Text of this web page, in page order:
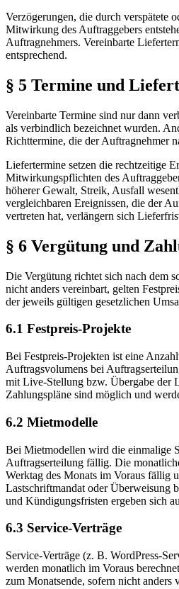
Verzögerungen, die durch verspätete
Mitwirkung des Auftraggebers
Auftragnehmers. Vereinbarte
entsprechend.
§ 5 Termine und
Vereinbarte Termine sind nur dann
als verbindlich bezeichnet wurden.
Richttermine, die der Auftragnehmer
Liefertermine setzen die rechtzeitige
Mitwirkungspflichten des
höherer Gewalt, Streik, Ausfall
vergleichbaren Ereignissen, die der
vertreten hat, verlängern sich
§ 6 Vergütung und
Die Vergütung richtet sich nach dem
nicht anders vereinbart, gelten
der jeweils gültigen gesetzlichen
6.1 Festpreis-Projekte
Bei Festpreis-Projekten ist eine
Auftragsvolumens bei
mit Live-Stellung bzw. Übergabe der
Zahlungspläne sind möglich und
6.2 Mietmodelle
Bei Mietmodellen wird die einmalige
Auftragserteilung fällig. Die
Werktag des Monats im Voraus fällig
Lastschriftmandat oder Überweisung
und Kündigungsfristen ergeben sich
6.3 Service-Verträge
Service-Verträge (z. B. WordPress-
werden monatlich im Voraus
zum Monatsende, sofern nicht anders